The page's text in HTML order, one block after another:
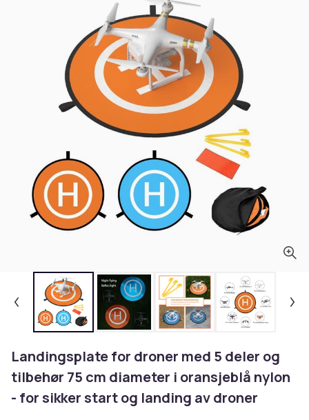
Landingsplate for droner med 5 deler og
tilbehør 75 cm diameter i oransjeblå nylon
- for sikker start og landing av droner